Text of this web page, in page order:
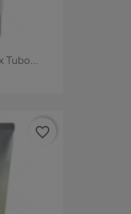
Tubo...
favorite_border